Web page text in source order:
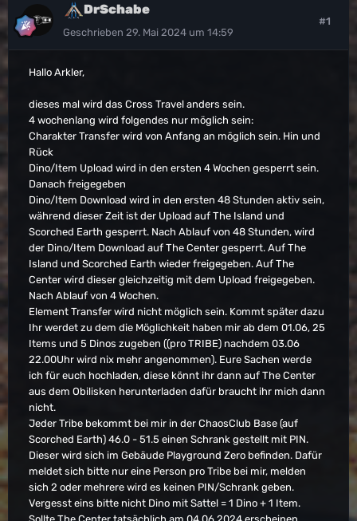
DrSchabe
Geschrieben 29. Mai 2024 um 14:59
#1
Hallo Arkler,
dieses mal wird das Cross Travel anders sein.
4 wochenlang wird folgendes nur möglich sein:
Charakter Transfer wird von Anfang an möglich sein. Hin und
Rück
Dino/Item Upload wird in den ersten 4 Wochen gesperrt sein.
Danach freigegeben
Dino/Item Download wird in den ersten 48 Stunden aktiv sein,
während dieser Zeit ist der Upload auf The Island und
Scorched Earth gesperrt. Nach Ablauf von 48 Stunden, wird
der Dino/Item Download auf The Center gesperrt. Auf The
Island und Scorched Earth wieder freigegeben. Auf The
Center wird dieser gleichzeitig mit dem Upload freigegeben.
Nach Ablauf von 4 Wochen.
Element Transfer wird nicht möglich sein. Kommt später dazu
Ihr werdet zu dem die Möglichkeit haben mir ab dem 01.06, 25
Items und 5 Dinos zugeben ((pro TRIBE) nachdem 03.06
22.00Uhr wird nix mehr angenommen). Eure Sachen werde
ich für euch hochladen, diese könnt ihr dann auf The Center
aus dem Obilisken herunterladen dafür braucht ihr mich dann
nicht.
Jeder Tribe bekommt bei mir in der ChaosClub Base (auf
Scorched Earth) 46.0 - 51.5 einen Schrank gestellt mit PIN.
Dieser wird sich im Gebäude Playground Zero befinden. Dafür
meldet sich bitte nur eine Person pro Tribe bei mir, melden
sich 2 oder mehrere wird es keinen PIN/Schrank geben.
Vergesst eins bitte nicht Dino mit Sattel = 1 Dino + 1 Item.